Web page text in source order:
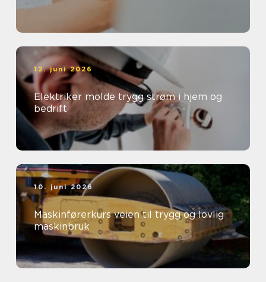
12. juni 2026
Elektriker molde trygg strøm i hjem og
bedrift
10. juni 2026
Maskinførerkurs veien til trygg og lovlig
maskinbruk